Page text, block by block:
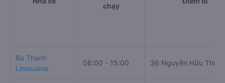
chạy
Ba Thanh
Limousine
06:00 - 15:00 36 Nguyễn Hữu Thọ